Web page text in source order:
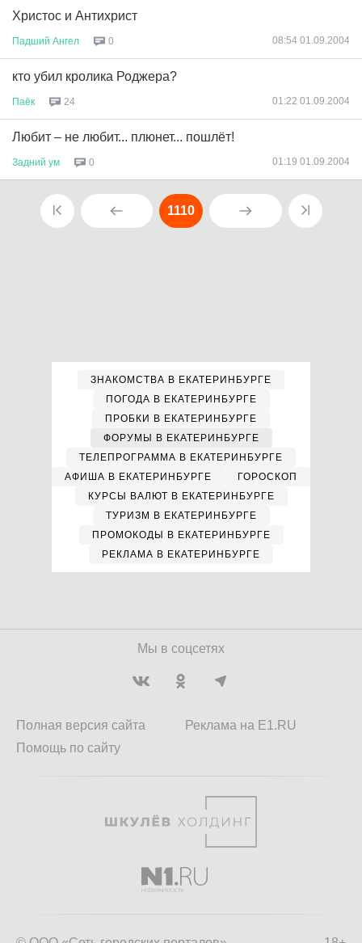
Христос и Антихрист
Падший Ангел 0 08:54 01.09.2004
кто убил кролика Роджера?
Паёк 24 01:22 01.09.2004
Любит – не любит... плюнет... пошлёт!
Задний ум 0 01:19 01.09.2004
1110
ЗНАКОМСТВА В ЕКАТЕРИНБУРГЕ
ПОГОДА В ЕКАТЕРИНБУРГЕ
ПРОБКИ В ЕКАТЕРИНБУРГЕ
ФОРУМЫ В ЕКАТЕРИНБУРГЕ
ТЕЛЕПРОГРАММА В ЕКАТЕРИНБУРГЕ
АФИША В ЕКАТЕРИНБУРГЕ
ГОРОСКОП
КУРСЫ ВАЛЮТ В ЕКАТЕРИНБУРГЕ
ТУРИЗМ В ЕКАТЕРИНБУРГЕ
ПРОМОКОДЫ В ЕКАТЕРИНБУРГЕ
РЕКЛАМА В ЕКАТЕРИНБУРГЕ
Мы в соцсетях
Полная версия сайта
Помощь по сайту
Реклама на E1.RU